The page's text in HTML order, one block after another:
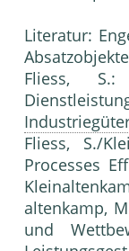
Literatur:
Fliess,
Fliess, S./
Processes
altenkamp,
und